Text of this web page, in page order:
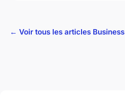
← Voir tous les articles Business